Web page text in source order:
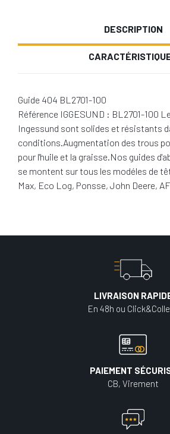
DESCRIPTION
Guide 404 BL2701-100
Référence IGGESUND : BL2701-100
Ingessund sont solides et résistants
conditions.Augmentation des trous
pour l'huile et la graisse.Nos guides
se montent sur tous les modéles de
Max, Eco Log, Ponsse, John Deere,
LIVRAISON
En 48h ou
PAIEMENT
CB, Virement